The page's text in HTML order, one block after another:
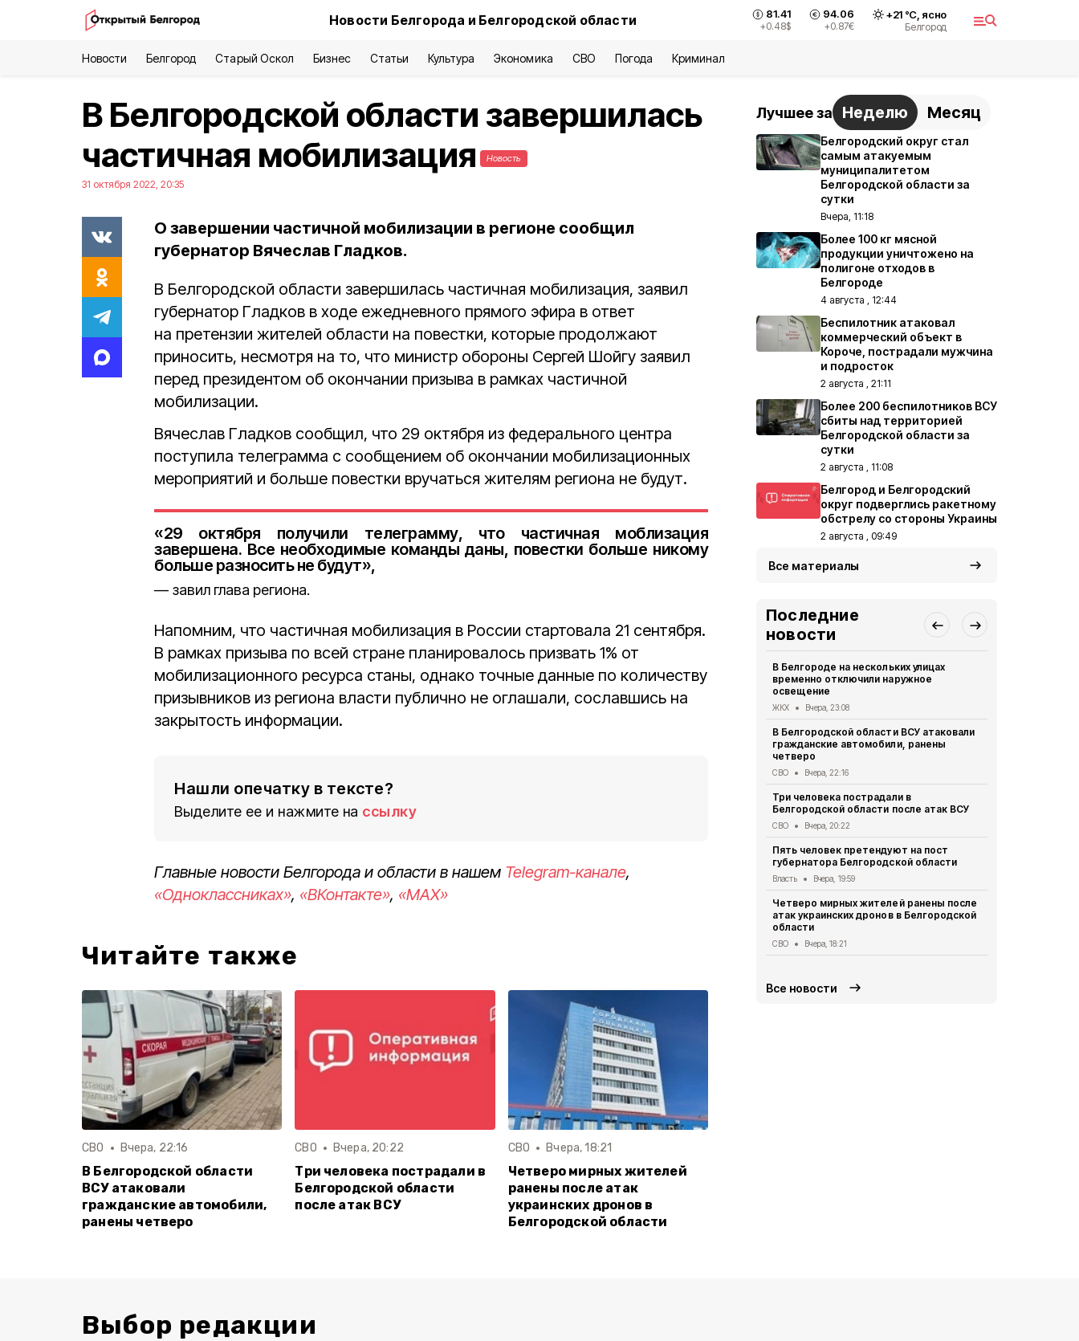
Новости Белгорода и Белгородской области 81.41
+0.48$
94.06
+0.87€
+21°С, ясно
Белгород
Новости Белгород Старый Оскол Бизнес Статьи Культура Экономика СВО Погода Криминал
В Белгородской области завершилась
частичная мобилизация
Новость
31 октября 2022, 20:35
О завершении частичной мобилизации в регионе сообщил
губернатор Вячеслав Гладков.
В Белгородской области завершилась частичная мобилизация, заявил
губернатор Гладков в ходе ежедневного прямого эфира в ответ
на претензии жителей области на повестки, которые продолжают
приносить, несмотря на то, что министр обороны Сергей Шойгу заявил
перед президентом об окончании призыва в рамках частичной
мобилизации.
Вячеслав Гладков сообщил, что 29 октября из федерального центра
поступила телеграмма с сообщением об окончании мобилизационных
мероприятий и больше повестки вручаться жителям региона не будут.
«29 октября получили телеграмму, что частичная моблизация
завершена. Все необходимые команды даны, повестки больше никому
больше разносить не будут»,
завил глава региона.
Напомним, что частичная мобилизация в России стартовала 21 сентября.
В рамках призыва по всей стране планировалось призвать 1% от
мобилизационного ресурса станы, однако точные данные по количеству
призывников из региона власти публично не оглашали, сославшись на
закрытость информации.
Нашли опечатку в тексте?
Выделите ее и нажмите на ссылку
Главные новости Белгорода и области в нашем Telegram-канале,
«Одноклассниках», «ВКонтакте», «MAX»
Читайте также
СВО Вчера, 22:16
В Белгородской области
ВСУ атаковали
гражданские автомобили,
ранены четверо
СВО Вчера, 20:22
Три человека пострадали в
Белгородской области
после атак ВСУ
СВО Вчера, 18:21
Четверо мирных жителей
ранены после атак
украинских дронов в
Белгородской области
Лучшее за Неделю Месяц
Белгородский округ стал
самым атакуемым
муниципалитетом
Белгородской области за
сутки
Вчера, 11:18
Более 100 кг мясной
продукции уничтожено на
полигоне отходов в
Белгороде
4 августа , 12:44
Беспилотник атаковал
коммерческий объект в
Короче, пострадали мужчина
и подросток
2 августа , 21:11
Более 200 беспилотников ВСУ
сбиты над территорией
Белгородской области за
сутки
2 августа , 11:08
Белгород и Белгородский
округ подверглись ракетному
обстрелу со стороны Украины
2 августа , 09:49
Все материалы
Последние
новости
В Белгороде на нескольких улицах
временно отключили наружное
освещение
ЖКХ Вчера, 23:08
В Белгородской области ВСУ атаковали
гражданские автомобили, ранены
четверо
СВО Вчера, 22:16
Три человека пострадали в
Белгородской области после атак ВСУ
СВО Вчера, 20:22
Пять человек претендуют на пост
губернатора Белгородской области
Власть Вчера, 19:59
Четверо мирных жителей ранены после
атак украинских дронов в Белгородской
области
СВО Вчера, 18:21
Все новости
Выбор редакции